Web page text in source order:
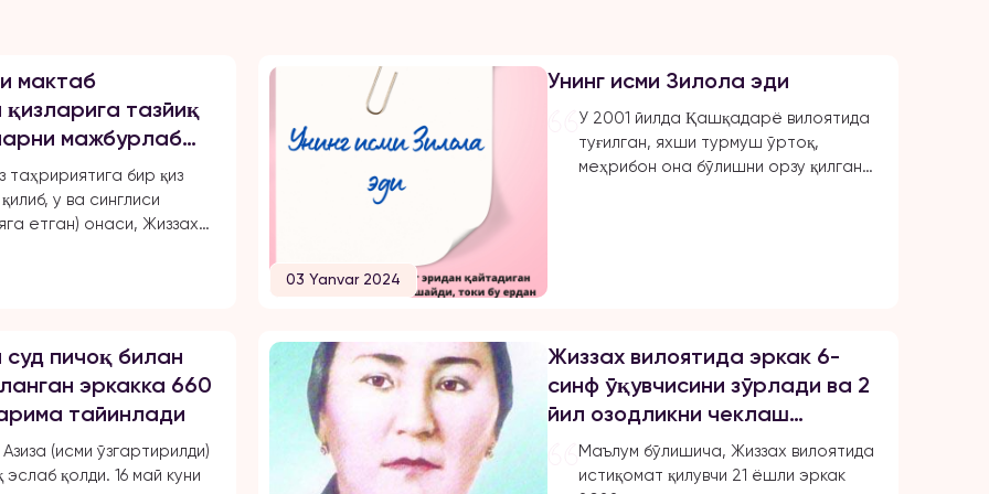
мактаб
тазйиқ
мажбурлаб
ўқиш,
қилган ва
чеклаган.
таҳририятига бир қиз
у ва синглиси
етган) онаси, Жиззах
опа-сингиллардан
эълон қиламиз: «3
Тошкент шаҳрида ҳам
2024 йил 31
мени умуман норози
[…]
03 Yanvar 2024
Унинг исми Зилола эди
У 2001 йилда Қашқадарё вилоятида
туғилган, яхши турмуш ўртоқ,
меҳрибон она бўлишни орзу қилган.
беришди, рўйхатга олиш бир ойдан
[…]
пичоқ билан
эркакка 660
тайинлади
(исми ўзгартирилди)
эслаб қолди. 16 май куни
Жиззах вилоятида эркак 6-
синф ўқувчисини зўрлади ва 2
йил озодликни чеклаш
жазосини олди
Маълум бўлишича, Жиззах вилоятида
истиқомат қилувчи 21 ёшли эркак